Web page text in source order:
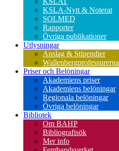
KSLA-Nytt & Noterat
SOLMED
Rapporter
Övriga publikationer
Utlysningar
Anslag & Stipendier
Wallenbergprofessurerna
Priser och Belöningar
Akademiens priser
Akademiens belöningar
Regionala belöningar
Övriga belöningar
Bibliotek
Om BAHP
Bibliografisök
Mer info